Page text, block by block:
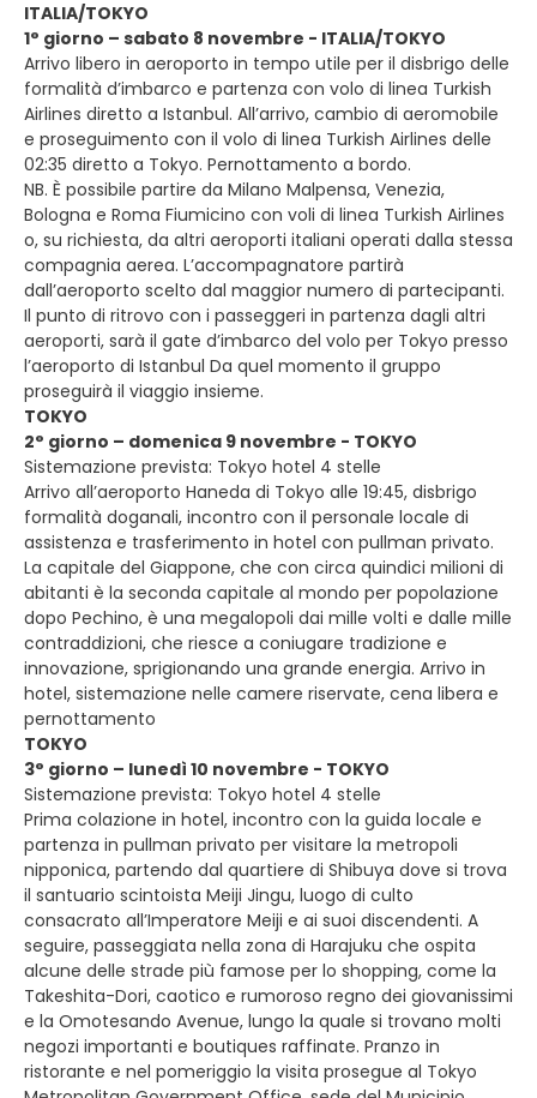
ITALIA/TOKYO
1° giorno – sabato 8 novembre - ITALIA/TOKYO
Arrivo libero in aeroporto in tempo utile per il disbrigo delle
formalità d’imbarco e partenza con volo di linea Turkish
Airlines diretto a Istanbul. All’arrivo, cambio di aeromobile
e proseguimento con il volo di linea Turkish Airlines delle
02:35 diretto a Tokyo. Pernottamento a bordo.
NB. È possibile partire da Milano Malpensa, Venezia,
Bologna e Roma Fiumicino con voli di linea Turkish Airlines
o, su richiesta, da altri aeroporti italiani operati dalla stessa
compagnia aerea. L’accompagnatore partirà
dall’aeroporto scelto dal maggior numero di partecipanti.
Il punto di ritrovo con i passeggeri in partenza dagli altri
aeroporti, sarà il gate d’imbarco del volo per Tokyo presso
l’aeroporto di Istanbul Da quel momento il gruppo
proseguirà il viaggio insieme.
TOKYO
2° giorno – domenica 9 novembre - TOKYO
Sistemazione prevista: Tokyo hotel 4 stelle
Arrivo all’aeroporto Haneda di Tokyo alle 19:45, disbrigo
formalità doganali, incontro con il personale locale di
assistenza e trasferimento in hotel con pullman privato.
La capitale del Giappone, che con circa quindici milioni di
abitanti è la seconda capitale al mondo per popolazione
dopo Pechino, è una megalopoli dai mille volti e dalle mille
contraddizioni, che riesce a coniugare tradizione e
innovazione, sprigionando una grande energia. Arrivo in
hotel, sistemazione nelle camere riservate, cena libera e
pernottamento
TOKYO
3° giorno – lunedì 10 novembre - TOKYO
Sistemazione prevista: Tokyo hotel 4 stelle
Prima colazione in hotel, incontro con la guida locale e
partenza in pullman privato per visitare la metropoli
nipponica, partendo dal quartiere di Shibuya dove si trova
il santuario scintoista Meiji Jingu, luogo di culto
consacrato all’Imperatore Meiji e ai suoi discendenti. A
seguire, passeggiata nella zona di Harajuku che ospita
alcune delle strade più famose per lo shopping, come la
Takeshita-Dori, caotico e rumoroso regno dei giovanissimi
e la Omotesando Avenue, lungo la quale si trovano molti
negozi importanti e boutiques raffinate. Pranzo in
ristorante e nel pomeriggio la visita prosegue al Tokyo